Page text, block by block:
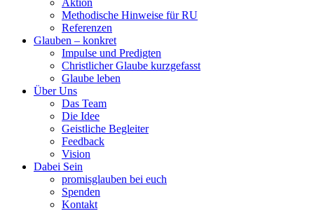
Aktion
Methodische Hinweise für RU
Referenzen
Glauben – konkret
Impulse und Predigten
Christlicher Glaube kurzgefasst
Glaube leben
Über Uns
Das Team
Die Idee
Geistliche Begleiter
Feedback
Vision
Dabei Sein
promisglauben bei euch
Spenden
Kontakt